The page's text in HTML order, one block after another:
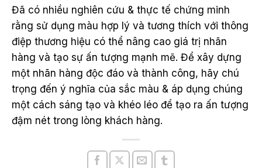
Đã có nhiều nghiên cứu & thực tế chứng minh
rằng sử dụng màu hợp lý và tương thích với thông
điệp thương hiệu có thể nâng cao giá trị nhãn
hàng và tạo sự ấn tượng mạnh mẽ. Để xây dựng
một nhãn hàng độc đáo và thành công, hãy chú
trọng đến ý nghĩa của sắc màu & áp dụng chúng
một cách sáng tạo và khéo léo để tạo ra ấn tượng
đậm nét trong lòng khách hàng.